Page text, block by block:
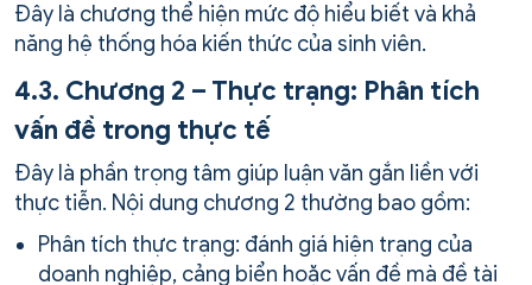
Đây là chương thể hiện mức độ hiểu biết và khả
năng hệ thống hóa kiến thức của sinh viên.
4.3. Chương 2 – Thực trạng: Phân tích
vấn đề trong thực tế
Đây là phần trọng tâm giúp luận văn gắn liền với
thực tiễn. Nội dung chương 2 thường bao gồm:
Phân tích thực trạng: đánh giá hiện trạng của
doanh nghiệp, cảng biển hoặc vấn đề mà đề tài